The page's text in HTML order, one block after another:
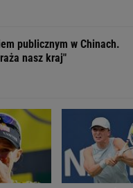
publicznym w Chinach.
nasz kraj"